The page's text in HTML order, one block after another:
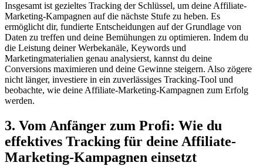
Insgesamt ist ‍gezieltes‌ Tracking der‍ Schlüssel, um deine Affiliate-
Marketing-Kampagnen ‌auf ⁤die ‌nächste Stufe‌ zu ⁢heben. ‌Es
ermöglicht dir, fundierte Entscheidungen auf der ‍Grundlage⁤ von​
Daten⁤ zu ‍treffen und ‌deine Bemühungen zu optimieren. Indem‌ du
⁤die Leistung ‌deiner Werbekanäle, Keywords und
Marketingmaterialien genau analysierst, ‌kannst‍ du ‍deine
Conversions maximieren und deine Gewinne ⁤steigern. ​Also zögere
nicht länger, investiere‌ in ⁢ein⁢ zuverlässiges Tracking-Tool⁤ und
beobachte, wie deine Affiliate-Marketing-Kampagnen zum Erfolg
werden.
3.‌ Vom‌ Anfänger zum Profi: ‌Wie du
effektives⁤ Tracking für deine Affiliate-
Marketing-Kampagnen⁤ einsetzt